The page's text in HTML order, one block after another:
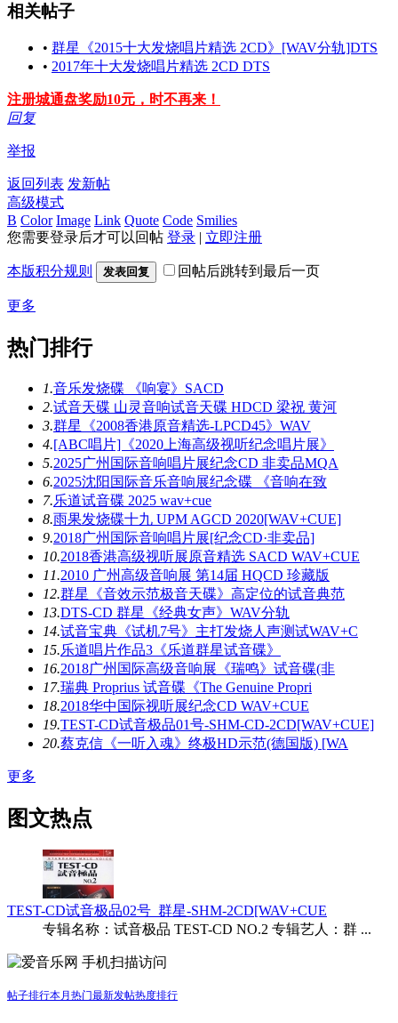
相关帖子
• 群星《2015十大发烧唱片精选 2CD》[WAV分轨]DTS
• 2017年十大发烧唱片精选 2CD DTS
注册城通盘奖励10元，时不再来！
回复
举报
返回列表 发新帖
高级模式
B Color Image Link Quote Code Smilies
您需要登录后才可以回帖 登录 | 立即注册
本版积分规则 发表回复 回帖后跳转到最后一页
更多
热门排行
1.音乐发烧碟 《响宴》SACD
2.试音天碟 山灵音响试音天碟 HDCD 梁祝 黄河
3.群星《2008香港原音精选-LPCD45》WAV
4.[ABC唱片]《2020上海高级视听纪念唱片展》
5.2025广州国际音响唱片展纪念CD 非卖品MQA
6.2025沈阳国际音乐音响展纪念碟 《音响在致
7.乐道试音碟 2025 wav+cue
8.雨果发烧碟十九 UPM AGCD 2020[WAV+CUE]
9.2018广州国际音响唱片展[纪念CD·非卖品]
10.2018香港高级视听展原音精选 SACD WAV+CUE
11.2010 广州高级音响展 第14届 HQCD 珍藏版
12.群星《音效示范极音天碟》高定位的试音典范
13.DTS-CD 群星《经典女声》WAV分轨
14.试音宝典《试机7号》主打发烧人声测试WAV+C
15.乐道唱片作品3《乐道群星试音碟》
16.2018广州国际高级音响展《瑞鸣》试音碟(非
17.瑞典 Proprius 试音碟《The Genuine Propri
18.2018华中国际视听展纪念CD WAV+CUE
19.TEST-CD试音极品01号-SHM-CD-2CD[WAV+CUE]
20.蔡克信《一听入魂》终极HD示范(德国版) [WA
更多
图文热点
TEST-CD试音极品02号_群星-SHM-2CD[WAV+CUE
专辑名称：试音极品 TEST-CD NO.2 专辑艺人：群 ...
手机扫描访问
帖子排行本月热门最新发帖热度排行